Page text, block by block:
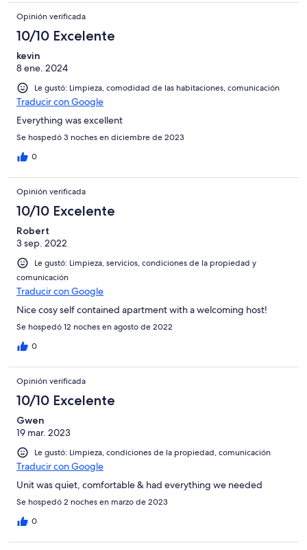
Opinión verificada
10/10 Excelente
kevin
8 ene. 2024
Le gustó: Limpieza, comodidad de las habitaciones, comunicación
Traducir con Google
Everything was excellent
Se hospedó 3 noches en diciembre de 2023
0
Opinión verificada
10/10 Excelente
Robert
3 sep. 2022
Le gustó: Limpieza, servicios, condiciones de la propiedad y
comunicación
Traducir con Google
Nice cosy self contained apartment with a welcoming host!
Se hospedó 12 noches en agosto de 2022
0
Opinión verificada
10/10 Excelente
Gwen
19 mar. 2023
Le gustó: Limpieza, condiciones de la propiedad, comunicación
Traducir con Google
Unit was quiet, comfortable & had everything we needed
Se hospedó 2 noches en marzo de 2023
0